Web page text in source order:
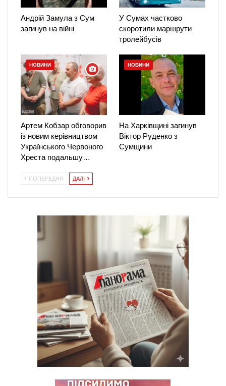
Андрій Замула з Сум
загинув на війні
У Сумах частково
скоротили маршрути
тролейбусів
НОВИНИ
Артем Кобзар обговорив
із новим керівництвом
Українського Червоного
Хреста подальшу…
НОВИНИ
На Харківщині загинув
Віктор Руденко з
Сумщини
ПОПЕРЕДНЯ ДАЛІ